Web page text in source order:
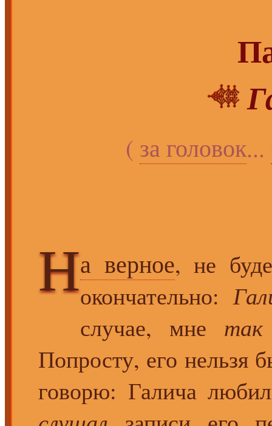
( за головок...
На верное, не
окончательно:
случае, мне так
Попросту, его нельзя
говорю: Галича